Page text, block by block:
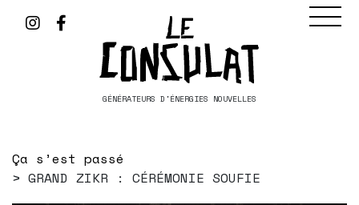
GÉNÉRATEURS D'ÉNERGIES NOUVELLES
Ça s’est passé
GRAND ZIKR : CÉRÉMONIE SOUFIE